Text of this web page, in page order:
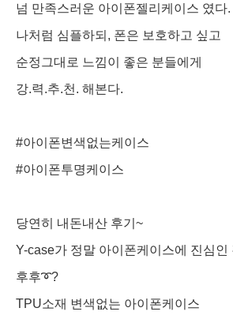
넘 만족스러운 아이폰젤리케이스 였다.
나처럼 심플하되, 폰은 보호하고 싶고
순정그대로 느낌이 좋은 분들에게
강.력.추.천. 해본다.
#아이폰변색없는케이스
#아이폰투명케이스
당연히 내돈내산 후기~
Y-case가 정말 아이폰케이스에 진심인
후후➰?
TPU소재 변색없는 아이폰케이스